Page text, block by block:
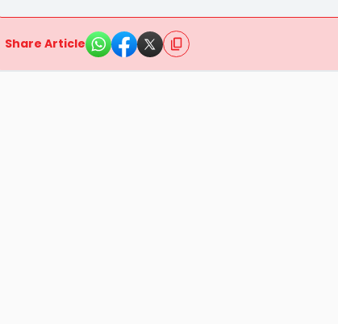
Share Article